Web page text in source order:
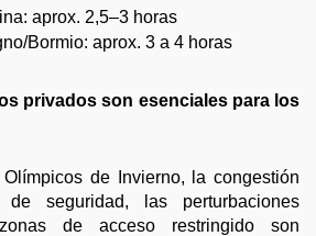
aprox. 2,5–3 horas
Bormio: aprox. 3 a 4 horas
privados son esenciales para los
de Invierno, la congestión
seguridad, las perturbaciones
de acceso restringido son